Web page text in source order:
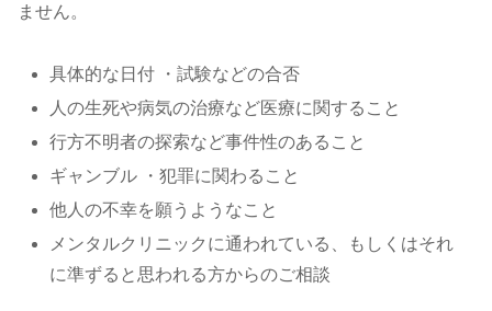
ません。
具体的な日付 ・試験などの合否
人の生死や病気の治療など医療に関すること
行方不明者の探索など事件性のあること
ギャンブル ・犯罪に関わること
他人の不幸を願うようなこと
メンタルクリニックに通われている、もしくはそれ
に準ずると思われる方からのご相談